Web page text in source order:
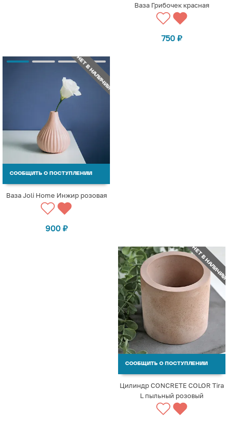
Ваза Грибочек красная
750 ₽
НЕТ В НАЛИЧИИ
СООБЩИТЬ О ПОСТУПЛЕНИИ
Ваза Joli Home Инжир розовая
900 ₽
НЕТ В НАЛИЧИИ
СООБЩИТЬ О ПОСТУПЛЕНИИ
Цилиндр CONCRETE COLOR Tira
L пыльный розовый